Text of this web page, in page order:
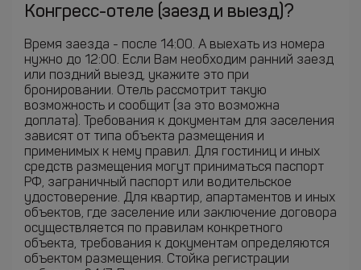
Конгресс-отеле (заезд и выезд)?
Время заезда - после 14:00. А выехать из номера
нужно до 12:00. Если Вам необходим ранний заезд
или поздний выезд, укажите это при
бронировании. Отель рассмотрит такую
возможность и сообщит (за это возможна
доплата). Требования к документам для заселения
зависят от типа объекта размещения и
применимых к нему правил. Для гостиниц и иных
средств размещения могут приниматься паспорт
РФ, заграничный паспорт или водительское
удостоверение. Для квартир, апартаментов и иных
объектов, где заселение или заключение договора
осуществляется по правилам конкретного
объекта, требования к документам определяются
объектом размещения. Стойка регистрации